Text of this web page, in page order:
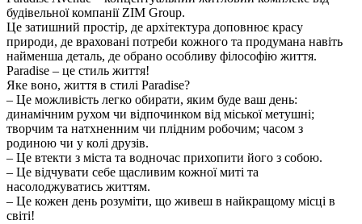
будівельної компанії ZIM Group.
Це затишний простір, де архітектура доповнює красу
природи, де враховані потреби кожного та продумана навіть
найменша деталь, де обрано особливу філософію життя.
Paradise – це стиль життя!
Яке воно, життя в стилі Paradise?
– Це можливість легко обирати, яким буде ваш день:
динамічним рухом чи відпочинком від міської метушні;
творчим та натхненним чи плідним робочим; часом з
родиною чи у колі друзів.
– Це втекти з міста та водночас прихопити його з собою.
– Це відчувати себе щасливим кожної миті та
насолоджуватись життям.
– Це кожен день розуміти, що живеш в найкращому місці в
світі!